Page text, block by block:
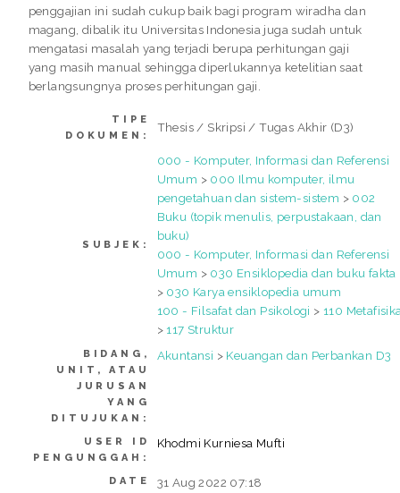
penggajian ini sudah cukup baik bagi program wiradha dan
magang, dibalik itu Universitas Indonesia juga sudah untuk
mengatasi masalah yang terjadi berupa perhitungan gaji
yang masih manual sehingga diperlukannya ketelitian saat
berlangsungnya proses perhitungan gaji.
TIPE
DOKUMEN:
Thesis / Skripsi / Tugas Akhir (D3)
SUBJEK:
000 - Komputer, Informasi dan Referensi
Umum > 000 Ilmu komputer, ilmu
pengetahuan dan sistem-sistem > 002
Buku (topik menulis, perpustakaan, dan
buku)
000 - Komputer, Informasi dan Referensi
Umum > 030 Ensiklopedia dan buku fakta
> 030 Karya ensiklopedia umum
100 - Filsafat dan Psikologi > 110
> 117 Struktur
BIDANG,
UNIT, ATAU
JURUSAN
YANG
DITUJUKAN:
Akuntansi > Keuangan dan Perbankan D3
USER ID
PENGUNGGAH:
Khodmi Kurniesa Mufti
DATE
31 Aug 2022 07:18